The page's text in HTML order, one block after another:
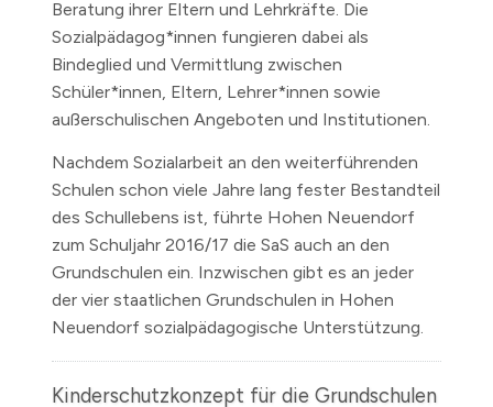
Beratung ihrer Eltern und Lehrkräfte. Die
Sozialpädagog*innen fungieren dabei als
Bindeglied und Vermittlung zwischen
Schüler*innen, Eltern, Lehrer*innen sowie
außerschulischen Angeboten und Institutionen.
Nachdem Sozialarbeit an den weiterführenden
Schulen schon viele Jahre lang fester Bestandteil
des Schullebens ist, führte Hohen Neuendorf
zum Schuljahr 2016/17 die SaS auch an den
Grundschulen ein. Inzwischen gibt es an jeder
der vier staatlichen Grundschulen in Hohen
Neuendorf sozialpädagogische Unterstützung.
Kinderschutzkonzept für die Grundschulen